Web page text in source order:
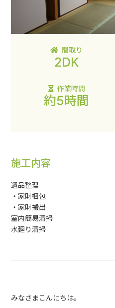
間取り
2DK
作業時間
約5時間
施工内容
遺品整理
・家財梱包
・家財搬出
室内簡易清掃
水廻り清掃
みなさまこんにちは。